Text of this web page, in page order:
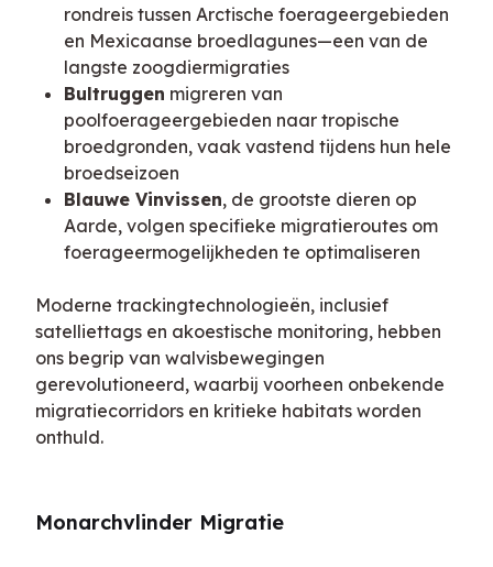
rondreis tussen Arctische foerageergebieden
en Mexicaanse broedlagunes—een van de
langste zoogdiermigraties
Bultruggen migreren van
poolfoerageergebieden naar tropische
broedgronden, vaak vastend tijdens hun hele
broedseizoen
Blauwe Vinvissen, de grootste dieren op
Aarde, volgen specifieke migratieroutes om
foerageermogelijkheden te optimaliseren
Moderne trackingtechnologieën, inclusief
satelliettags en akoestische monitoring, hebben
ons begrip van walvisbewegingen
gerevolutioneerd, waarbij voorheen onbekende
migratiecorridors en kritieke habitats worden
onthuld.
Monarchvlinder Migratie